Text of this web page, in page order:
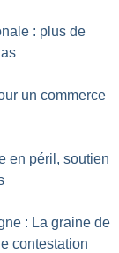
: plus de
un commerce
en péril, soutien
: La graine de
contestation